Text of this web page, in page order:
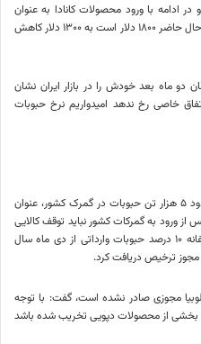
پیدا کند و در ادامه با ورود محصولات کانادا به عنوان
بزرگترین تولید کننده جهان، قیمت آن را که در حال حاضر ۱۸۰۰ دلار است به ۱۳۰۰ دلار کاهش
دو ماه بعد خودش را در بازار ایران نشان
خاصی رخ ندهد امیدواریم نرخ حبوبات
دبیر انجمن حبوبات ایران با اشاره به دپو حدود ۵ هزار تن حبوبات در گمرک کشور، عنوان
ورود به گمرکات کشور نباید توقف کالایی
رخ دهد و ۱۰۰ درصد ترخیص شوند. اما متأسفانه ۱۰ درصد حبوبات وارداتی از دی ماه سال
مجوزی صادر نشده است، گفت: با توجه
از محصولات دپویی تخریب شده باشد